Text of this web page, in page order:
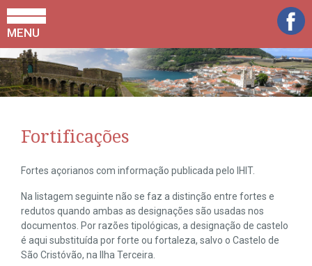
MENU
Fortificações
Fortes açorianos com informação publicada pelo IHIT.
Na listagem seguinte não se faz a distinção entre fortes e
redutos quando ambas as designações são usadas nos
documentos. Por razões tipológicas, a designação de castelo
é aqui substituída por forte ou fortaleza, salvo o Castelo de
São Cristóvão, na Ilha Terceira.